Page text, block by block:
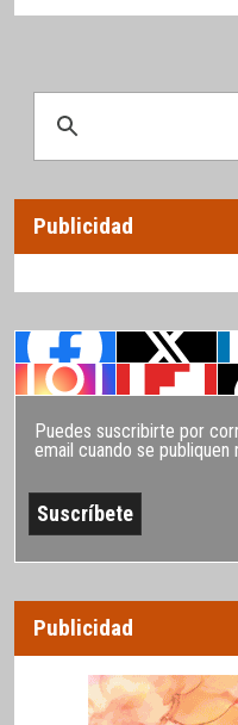
Publicidad
Puedes suscribirte por
email cuando se publiquen
Publicidad